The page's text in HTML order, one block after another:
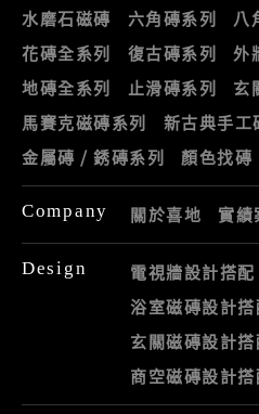
水磨石磁磚
六角磚系列 八
花磚全系列
復古磚系列 外
地磚全系列
止滑磚系列
玄
馬賽克磁磚系列
新古典手工
金屬磚 / 銹磚系列
顏色找磚
Company 關於喜地 實績
Design 電視牆設計搭配
浴室磁磚設計搭
玄關磁磚設計搭
商空磁磚設計搭